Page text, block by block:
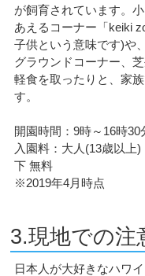
が飼育されています。
あえるコーナー「keiki
子供という意味です)や
グラウンドコーナー、
軽食を取ったりと、家
す。
開園時間：9時～16時30
入園料：大人(13歳以上
下 無料
※2019年4月時点
3.現地での注
日本人が大好きなハワ